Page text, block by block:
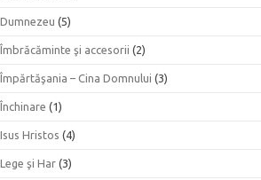
Dumnezeu (5)
Îmbrăcăminte şi accesorii (2)
Împărtăşania – Cina Domnului (3)
Închinare (1)
Isus Hristos (4)
Lege şi Har (3)